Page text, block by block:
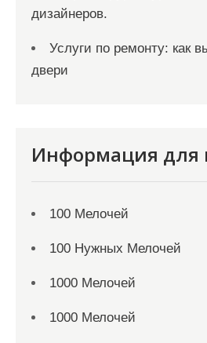
дизайнеров.
Услуги по ремонту: как
двери
Информация для
100 Мелочей
100 Нужных Мелочей
1000 Мелочей
1000 Мелочей